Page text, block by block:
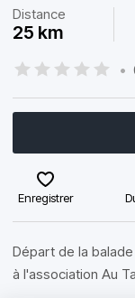
Distance
25 km
•
Enregistrer
Départ de la
à l'association Au